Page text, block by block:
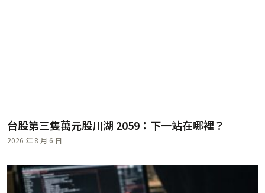
台股第三隻萬元股川湖 2059：下一站在哪裡？
2026 年 8 月 6 日